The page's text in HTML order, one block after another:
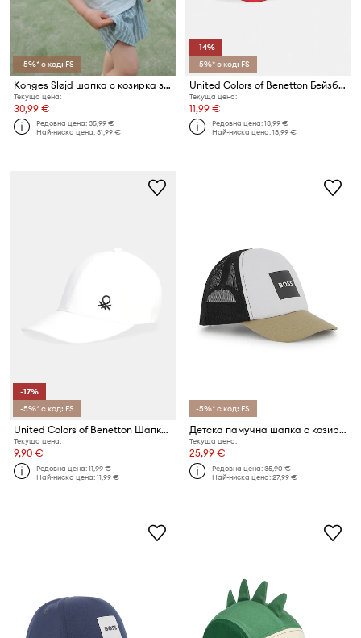
-5%* с код: FS
Konges Sløjd шапка с козирка за деца от памук ELLIOT SHARK CAP GOTS
Текуща цена:
30,99 €
Редовна цена:35,99 €
Най-ниска цена:31,99 €
-14%
-5%* с код: FS
United Colors of Benetton Бейзболна шапка за деца от памук
Текуща цена:
11,99 €
Редовна цена:13,99 €
Най-ниска цена:13,99 €
-17%
-5%* с код: FS
United Colors of Benetton Шапка с козирка за деца от памук
Текуща цена:
9,90 €
Редовна цена:11,99 €
Най-ниска цена:11,99 €
-5%* с код: FS
Детска памучна шапка с козирка BOSS
Текуща цена:
25,99 €
Редовна цена:35,90 €
Най-ниска цена:27,99 €